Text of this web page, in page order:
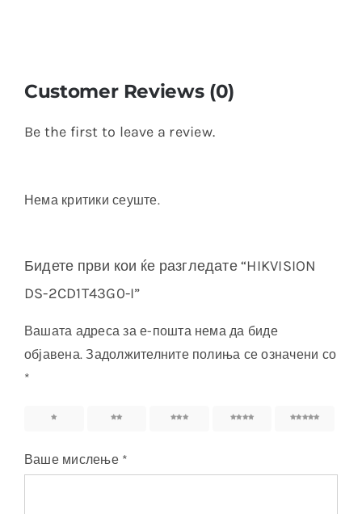
Customer Reviews (0)
Be the first to leave a review.
Нема критики сеуште.
Бидете први кои ќе разгледате “HIKVISION
DS-2CD1T43G0-I”
Вашата адреса за е-пошта нема да биде
објавена. Задолжителните полиња се означени со
*
Ваше мислење *